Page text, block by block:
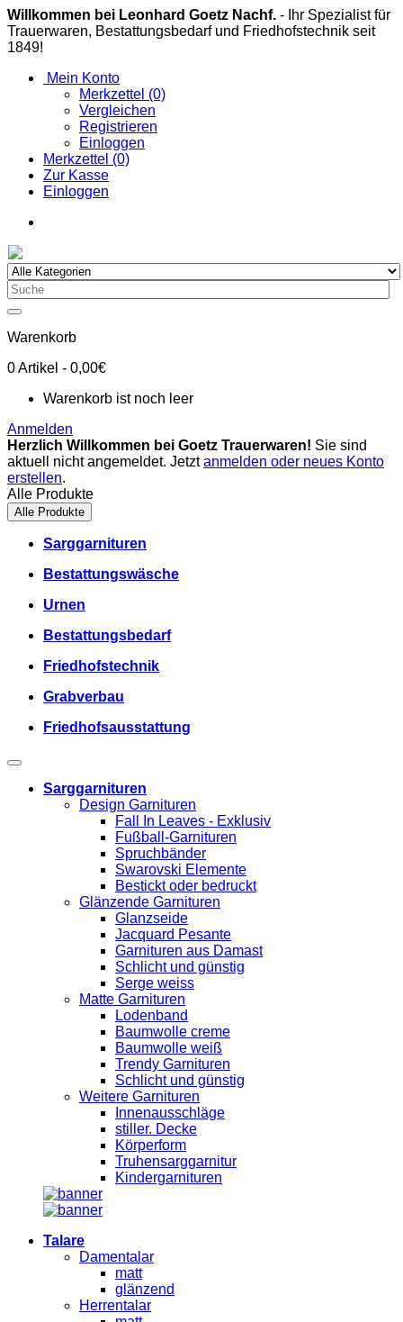
Willkommen bei Leonhard Goetz Nachf. - Ihr Spezialist für
Trauerwaren, Bestattungsbedarf und Friedhofstechnik seit
1849!
Mein Konto
Merkzettel (0)
Vergleichen
Registrieren
Einloggen
Merkzettel (0)
Zur Kasse
Einloggen
Warenkorb
0Artikel - 0,00€
Warenkorb ist noch leer
Anmelden
Herzlich Willkommen bei Goetz Trauerwaren! Sie sind
aktuell nicht angemeldet. Jetztanmelden oder neues Konto
erstellen.
Alle Produkte
Alle Produkte
Sarggarnituren
Bestattungswäsche
Urnen
Bestattungsbedarf
Friedhofstechnik
Grabverbau
Friedhofsausstattung
Sarggarnituren
Design Garnituren
Fall In Leaves - Exklusiv
Fußball-Garnituren
Spruchbänder
Swarovski Elemente
Bestickt oder bedruckt
Glänzende Garnituren
Glanzseide
Jacquard Pesante
Garnituren aus Damast
Schlicht und günstig
Serge weiss
Matte Garnituren
Lodenband
Baumwolle creme
Baumwolle weiß
Trendy Garnituren
Schlicht und günstig
Weitere Garnituren
Innenausschläge
stiller. Decke
Körperform
Truhensarggarnitur
Kindergarnituren
Talare
Damentalar
matt
glänzend
Herrentalar